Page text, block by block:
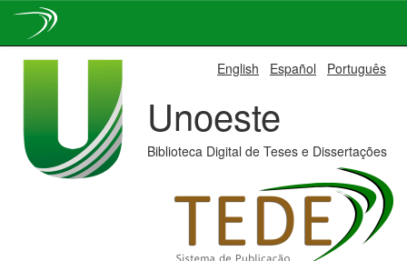
English Español Português
Unoeste
Biblioteca Digital de Teses e Dissertações